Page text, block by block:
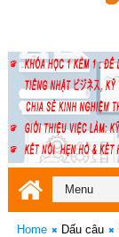
Home Dấu câu